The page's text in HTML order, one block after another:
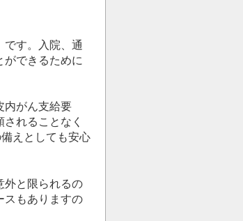
です。入院、通
ができるために
内がん支給要
れることなく
えとしても安心
外と限られるの
スもありますの